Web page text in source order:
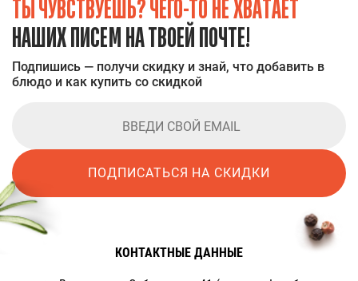
ТЫ ЧУВСТВУЕШЬ? ЧЕГО-ТО НЕ ХВАТАЕТ
НАШИХ ПИСЕМ НА ТВОЕЙ ПОЧТЕ!
Подпишись — получи скидку и знай, что добавить в
блюдо и как купить со скидкой
ПОДПИСАТЬСЯ НА СКИДКИ
КОНТАКТНЫЕ ДАННЫЕ